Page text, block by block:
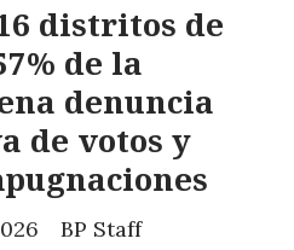
distritos de
de la
denuncia
de votos y
BP Staff